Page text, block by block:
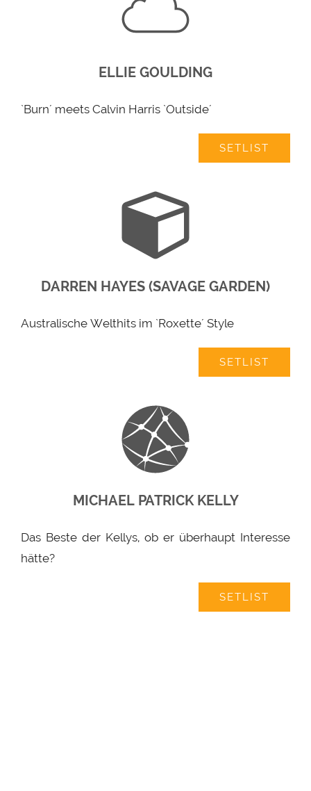
ELLIE GOULDING
`Burn´ meets Calvin Harris `Outside´
SETLIST
DARREN HAYES (SAVAGE GARDEN)
Australische Welthits im `Roxette´ Style
SETLIST
MICHAEL PATRICK KELLY
Das Beste der Kellys, ob er überhaupt Interesse
hätte?
SETLIST